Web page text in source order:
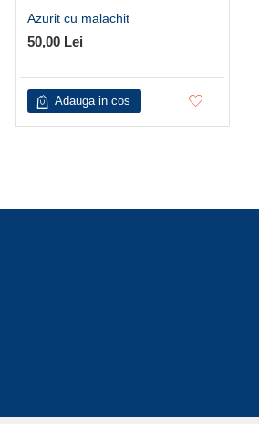
Azurit cu malachit
50,00 Lei
Adauga in cos